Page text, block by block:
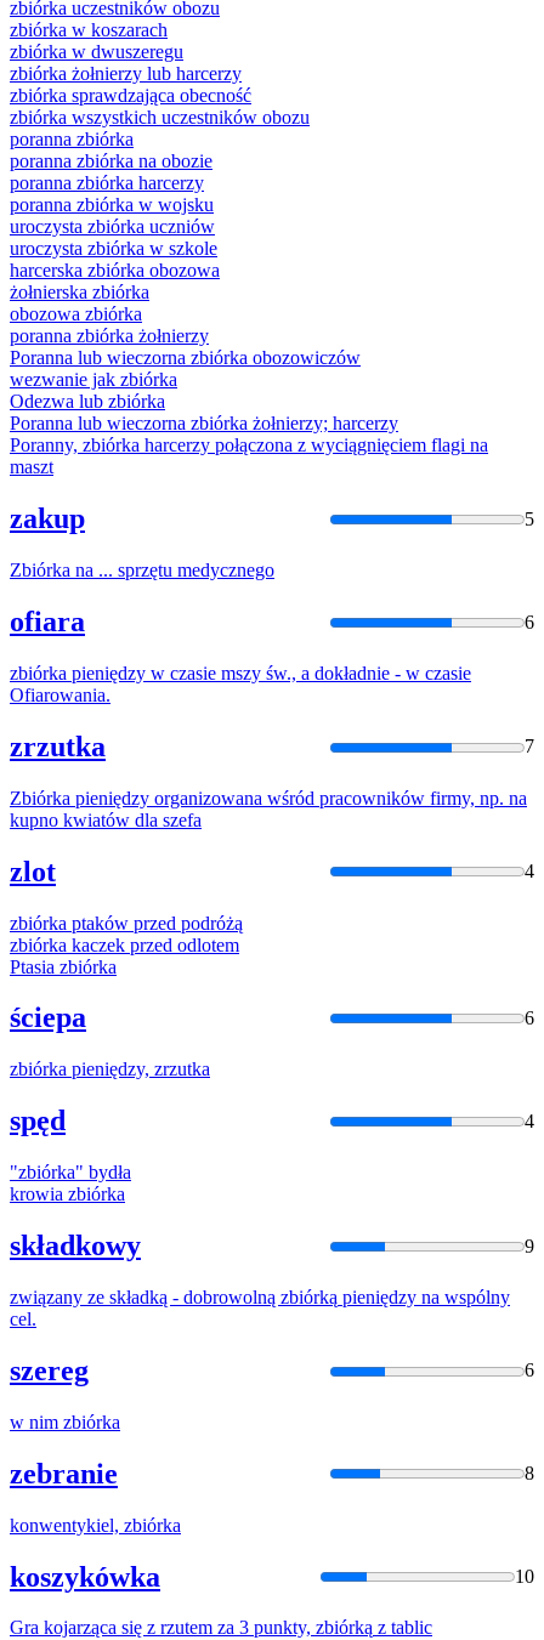
zbiórka uczestników obozu
zbiórka w koszarach
zbiórka w dwuszeregu
zbiórka żołnierzy lub harcerzy
zbiórka sprawdzająca obecność
zbiórka wszystkich uczestników obozu
poranna zbiórka
poranna zbiórka na obozie
poranna zbiórka harcerzy
poranna zbiórka w wojsku
uroczysta zbiórka uczniów
uroczysta zbiórka w szkole
harcerska zbiórka obozowa
żołnierska zbiórka
obozowa zbiórka
poranna zbiórka żołnierzy
Poranna lub wieczorna zbiórka obozowiczów
wezwanie jak zbiórka
Odezwa lub zbiórka
Poranna lub wieczorna zbiórka żołnierzy; harcerzy
Poranny, zbiórka harcerzy połączona z wyciągnięciem flagi na
maszt
zakup 5
Zbiórka na ... sprzętu medycznego
ofiara 6
zbiórka pieniędzy w czasie mszy św., a dokładnie - w czasie
Ofiarowania.
zrzutka 7
Zbiórka pieniędzy organizowana wśród pracowników firmy, np. na
kupno kwiatów dla szefa
zlot 4
zbiórka ptaków przed podróżą
zbiórka kaczek przed odlotem
Ptasia zbiórka
ściepa 6
zbiórka pieniędzy, zrzutka
spęd 4
"zbiórka" bydła
krowia zbiórka
składkowy 9
związany ze składką - dobrowolną zbiórką pieniędzy na wspólny
cel.
szereg 6
w nim zbiórka
zebranie 8
konwentykiel, zbiórka
koszykówka 10
Gra kojarząca się z rzutem za 3 punkty, zbiórką z tablic